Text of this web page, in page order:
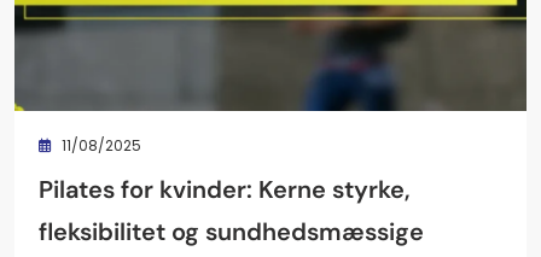
11/08/2025
Pilates for kvinder: Kerne styrke,
fleksibilitet og sundhedsmæssige